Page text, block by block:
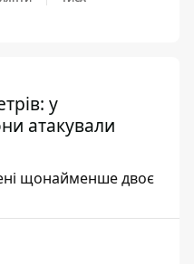
у
атакували
щонайменше двоє